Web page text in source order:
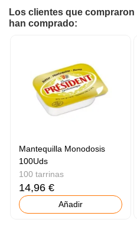
Los clientes que
han comprado:
Mantequilla Monodosis
100Uds
100 tarrinas
14,96 €
Añadir